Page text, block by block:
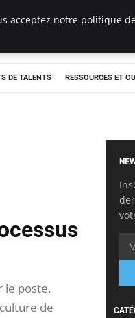
DE TALENTS RESSOURCES ET
le poste.
de
acceptez notre politique